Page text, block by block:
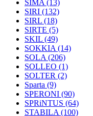
SIMA (13)
SIRI (132)
SIRL (18)
SIRTE (5)
SKIL (49)
SOKKIA (14)
SOLA (206)
SOLLEO (1)
SOLTER (2)
Sparta (9)
SPERONI (90)
SPRiNTUS (64)
STABILA (100)